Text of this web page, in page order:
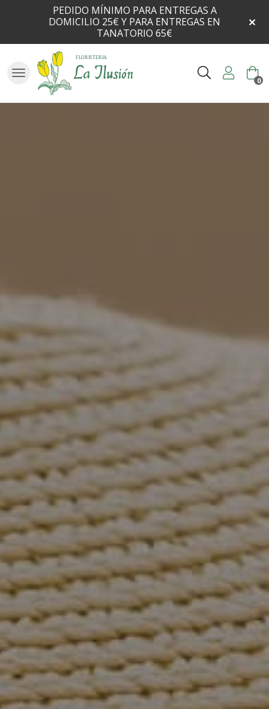
PEDIDO MÍNIMO PARA ENTREGAS A
DOMICILIO 25€ Y PARA ENTREGAS EN
TANATORIO 65€
Buscar 0